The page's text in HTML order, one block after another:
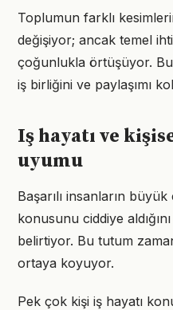
Toplumun farklı
değişiyor; ancak temel
çoğunlukla örtüşüyor.
iş birliğini ve paylaşımı
Iş hayatı ve
uyumu
Başarılı insanların
konusunu ciddiye
belirtiyor. Bu tutum
ortaya koyuyor.
Pek çok kişi iş hayatı